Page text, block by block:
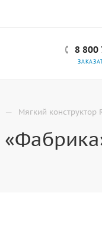
8 800
— Мягкий конструктор